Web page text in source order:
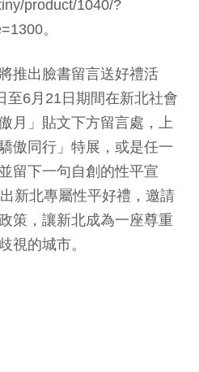
product/1040/?
。
推出臉書留言送好禮活
至6月21日期間在新北社會
月」貼文下方留言處，上
傲同行」特展，或是任一
留下一句自創的性平宣
新北專屬性平好禮，邀請
策，讓新北成為一座尊重
視的城市。